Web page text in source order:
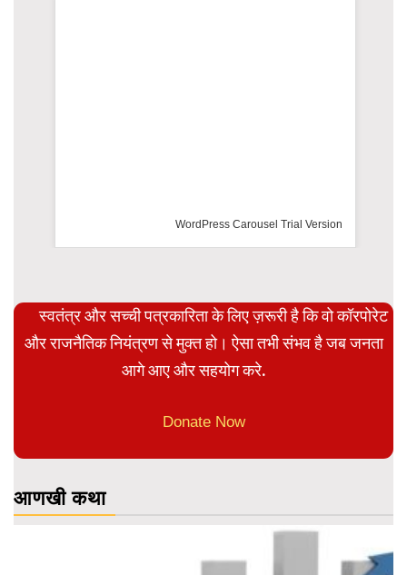
WordPress Carousel Trial Version
स्वतंत्र और सच्ची पत्रकारिता के लिए ज़रूरी है कि वो कॉरपोरेट
और राजनैतिक नियंत्रण से मुक्त हो। ऐसा तभी संभव है जब जनता
आगे आए और सहयोग करे.
Donate Now
आणखी कथा